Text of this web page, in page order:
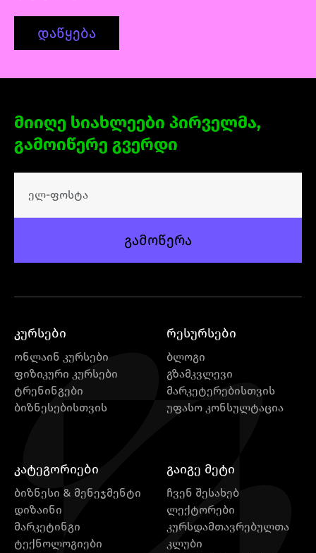
დაწყება
მიიღე სიახლეები პირველმა,
გამოიწერე გვერდი
გამოწერა
კურსები
ონლაინ კურსები
ფიზიკური კურსები
ტრენინგები
ბიზნესებისთვის
რესურსები
ბლოგი
გზამკვლევი
მარკეტერებისთვის
უფასო კონსულტაცია
კატეგორიები
ბიზნესი & მენეჯმენტი
დიზაინი
მარკეტინგი
ტექნოლოგიები
გაიგე მეტი
ჩვენ შესახებ
ლექტორები
კურსდამთავრებულთა
კლუბი